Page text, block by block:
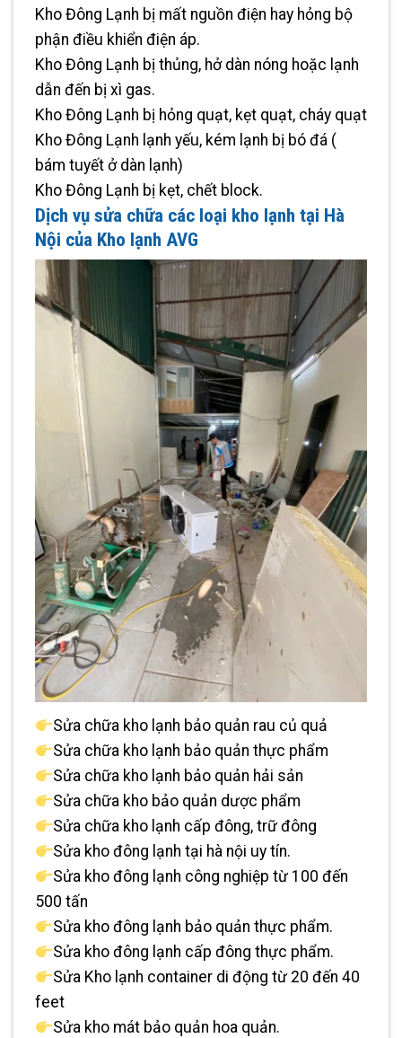
Kho Đông Lạnh bị mất nguồn điện hay hỏng bộ
phận điều khiển điện áp.
Kho Đông Lạnh bị thủng, hở dàn nóng hoặc lạnh
dẫn đến bị xì gas.
Kho Đông Lạnh bị hỏng quạt, kẹt quạt, cháy quạt
Kho Đông Lạnh lạnh yếu, kém lạnh bị bó đá (
bám tuyết ở dàn lạnh)
Kho Đông Lạnh bị kẹt, chết block.
Dịch vụ sửa chữa các loại kho lạnh tại Hà
Nội của Kho lạnh AVG
Sửa chữa kho lạnh bảo quản rau củ quả
Sửa chữa kho lạnh bảo quản thực phẩm
Sửa chữa kho lạnh bảo quản hải sản
Sửa chữa kho bảo quản dược phẩm
Sửa chữa kho lạnh cấp đông, trữ đông
Sửa kho đông lạnh tại hà nội uy tín.
Sửa kho đông lạnh công nghiệp từ 100 đến
500 tấn
Sửa kho đông lạnh bảo quản thực phẩm.
Sửa kho đông lạnh cấp đông thực phẩm.
Sửa Kho lạnh container di động từ 20 đến 40
feet
Sửa kho mát bảo quản hoa quản.